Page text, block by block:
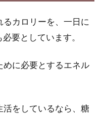
ングにお勧めのコー
カロリーを、一日に
要としています。
めに必要とするエネル
をしているなら、糖